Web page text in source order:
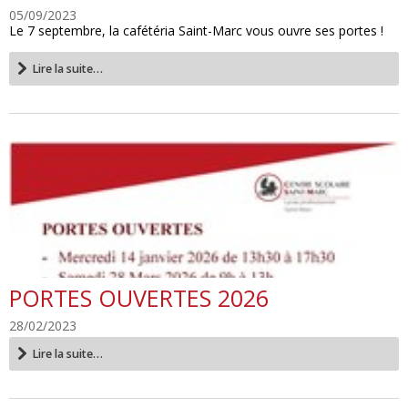
05/09/2023
Le 7 septembre, la cafétéria Saint-Marc vous ouvre ses portes !
Restauration
scolaire
Lire la suite…
PORTES OUVERTES 2026
28/02/2023
PORTES
OUVERTES
-
Lire la suite…